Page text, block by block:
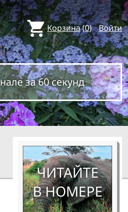
Корзина(0) Войти
за 60 секунд
ЧИТАЙТЕ
В НОМЕРЕ